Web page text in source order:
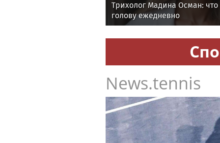
Трихолог Мадина Осман: что
голову ежедневно
News.tennis